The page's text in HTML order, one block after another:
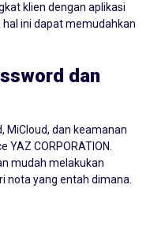
klien dengan aplikasi
ini dapat memudahkan
dan
MiCloud, dan keamanan
CORPORATION.
mudah melakukan
nota yang entah dimana.